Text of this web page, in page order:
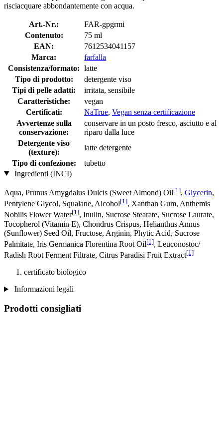
risciacquare abbondantemente con acqua.
Art.-Nr.:
FAR-gpgrmi
Contenuto:
75 ml
EAN:
7612534041157
Marca:
farfalla
Consistenza/formato: latte
Tipo di prodotto:
detergente viso
Tipi di pelle adatti:
irritata, sensibile
Caratteristiche:
vegan
Certificati:
NaTrue, Vegan senza certificazione
Avvertenze sulla
conservazione:
conservare in un posto fresco, asciutto e al
riparo dalla luce
Detergente viso
(texture):
latte detergente
Tipo di confezione:
tubetto
Ingredienti (INCI)
Aqua, Prunus Amygdalus Dulcis (Sweet Almond) Oil[1], Glycerin,
Pentylene Glycol, Squalane, Alcohol[1], Xanthan Gum, Anthemis
Nobilis Flower Water[1], Inulin, Sucrose Stearate, Sucrose Laurate,
Tocopherol (Vitamin E), Chondrus Crispus, Helianthus Annus
(Sunflower) Seed Oil, Fructose, Arginin, Phytic Acid, Sucrose
Palmitate, Iris Germanica Florentina Root Oil[1], Leuconostoc/
Radish Root Ferment Filtrate, Citrus Paradisi Fruit Extract[1]
certificato biologico
Informazioni legali
Prodotti consigliati